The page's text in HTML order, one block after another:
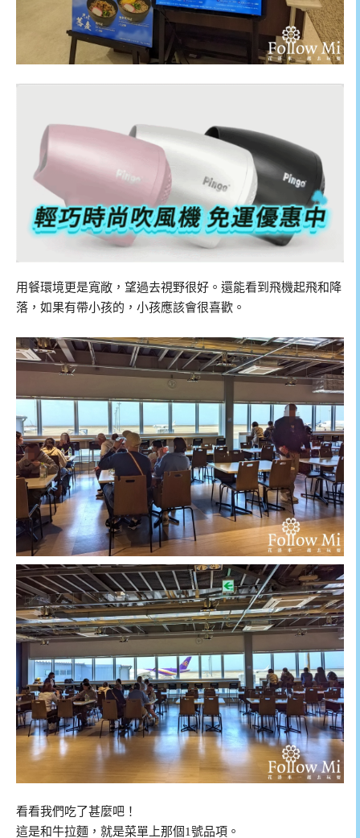
用餐環境更是寬敞，望過去視野很好。還能看到飛機起飛和降
落，如果有帶小孩的，小孩應該會很喜歡。
看看我們吃了甚麼吧！
這是和牛拉麵，就是菜單上那個1號品項。